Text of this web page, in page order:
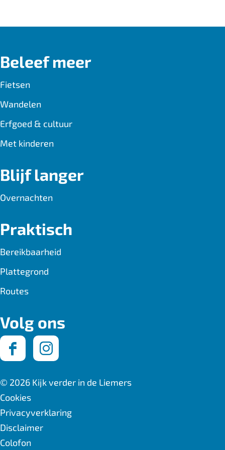
e
o
k
a
l
t
A
Beleef meer
Fietsen
Wandelen
Erfgoed & cultuur
Met kinderen
Blijf langer
Overnachten
Praktisch
Bereikbaarheid
Plattegrond
Routes
Volg ons
F
a
c
e
b
I
t
© 2026 Kijk verder in de Liemers
Cookies
Privacyverklaring
Disclaimer
Colofon